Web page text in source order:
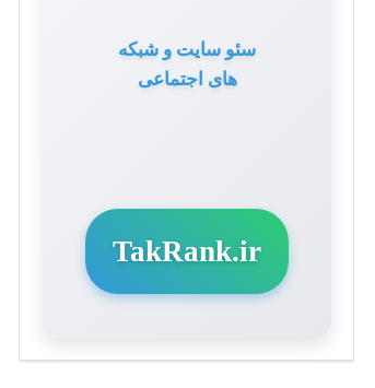
سئو سایت و شبکه
های اجتماعی
TakRank.ir